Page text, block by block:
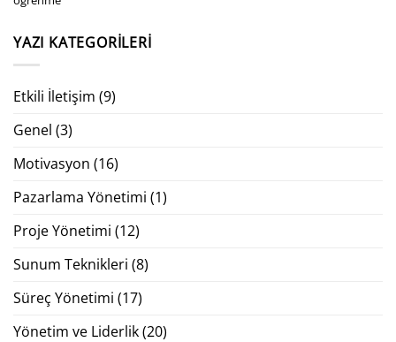
YAZI KATEGORILERI
Etkili İletişim (9)
Genel (3)
Motivasyon (16)
Pazarlama Yönetimi (1)
Proje Yönetimi (12)
Sunum Teknikleri (8)
Süreç Yönetimi (17)
Yönetim ve Liderlik(20)